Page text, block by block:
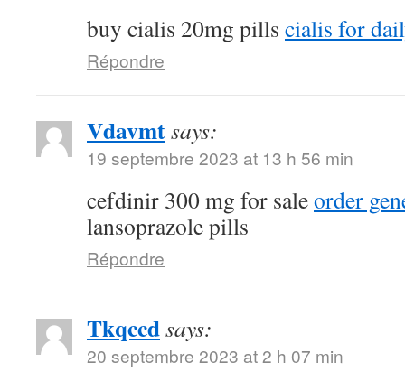
buy cialis 20mg pills cialis for
Répondre
Vdavmtsays:
19 septembre 2023 at 13 h 56 min
cefdinir 300 mg for saleorder
lansoprazole pills
Répondre
Tkqccdsays:
20 septembre 2023 at 2 h 07 min